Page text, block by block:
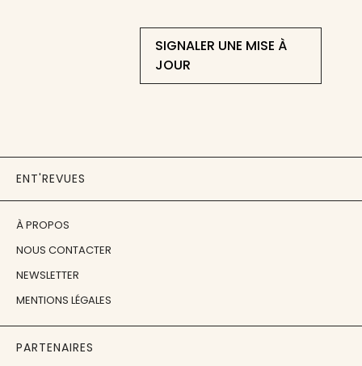
SIGNALER UNE MISE À
JOUR
ENT'REVUES
À PROPOS
NOUS CONTACTER
NEWSLETTER
MENTIONS LÉGALES
PARTENAIRES